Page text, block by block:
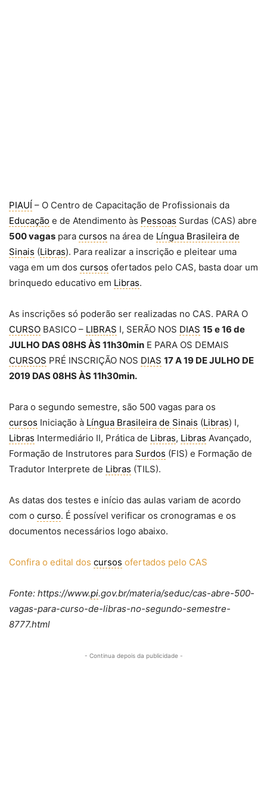
PIAUÍ – O Centro de Capacitação de Profissionais da
Educação e de Atendimento às Pessoas Surdas (CAS) abre
500 vagas para cursos na área de Língua Brasileira de
Sinais (Libras). Para realizar a inscrição e pleitear uma
vaga em um dos cursos ofertados pelo CAS, basta doar um
brinquedo educativo em Libras.
As inscrições só poderão ser realizadas no CAS. PARA O
CURSO BASICO – LIBRAS I, SERÃO NOS DIAS 15 e 16 de
JULHO DAS 08HS ÀS 11h30min E PARA OS DEMAIS
CURSOS PRÉ INSCRIÇÃO NOS DIAS 17 A 19 DE JULHO DE
2019 DAS 08HS ÀS 11h30min.
Para o segundo semestre, são 500 vagas para os
cursos Iniciação à Língua Brasileira de Sinais (Libras) I,
Libras Intermediário II, Prática de Libras, Libras Avançado,
Formação de Instrutores para Surdos (FIS) e Formação de
Tradutor Interprete de Libras (TILS).
As datas dos testes e início das aulas variam de acordo
com o curso. É possível verificar os cronogramas e os
documentos necessários logo abaixo.
Confira o edital dos cursos ofertados pelo CAS
Fonte: https://www.pi.gov.br/materia/seduc/cas-abre-500-
vagas-para-curso-de-libras-no-segundo-semestre-
8777.html
- Continua depois da publicidade -